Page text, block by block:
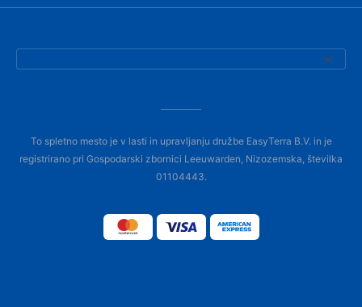
To spletno mesto je v lasti in upravljanju družbe EasyTerra B.V. in je
registrirano pri Gospodarski zbornici Leeuwarden, Nizozemska, številka
01104443.